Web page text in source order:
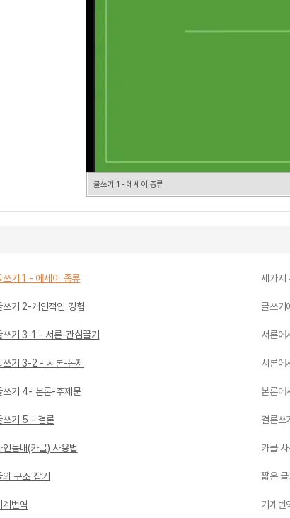
글쓰기 1 - 에세이 종류
쓰기 1 - 에세이 종류 세가지
쓰기 2-개인적인 경험 글쓰기
쓰기 3-1 - 서론-관심끌기 서론에
쓰기 3-2 - 서론-논제 서론에
쓰기 4- 본론-주제문 본론에
쓰기 5 - 결론 결론쓰기
인듬배(카글) 사용법 카클
의 구조 잡기 짧은
계번역 기계번